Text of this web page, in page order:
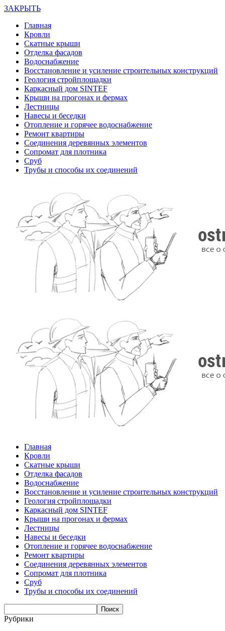
ЗАКРЫТЬ
Главная
Кровли
Скатные крыши
Отделка фасадов
Водоснабжение
Восстановление и усиление строительных конструкций
Геология стройплощадки
Каркасный дом SINTEF
Крыши на прогонах и фермах
Лестницы
Навесы и беседки
Отопление и горячее водоснабжение
Ремонт квартиры
Соединения деревянных элементов
Сопромат для плотника
Сруб
Трубы и способы их соединений
Главная
Кровли
Скатные крыши
Отделка фасадов
Водоснабжение
Восстановление и усиление строительных конструкций
Геология стройплощадки
Каркасный дом SINTEF
Крыши на прогонах и фермах
Лестницы
Навесы и беседки
Отопление и горячее водоснабжение
Ремонт квартиры
Соединения деревянных элементов
Сопромат для плотника
Сруб
Трубы и способы их соединений
Рубрики